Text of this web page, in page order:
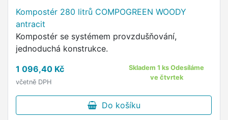
Kompostér 280 litrů COMPOGREEN WOODY
antracit
Kompostér se systémem provzdušňování,
jednoduchá konstrukce.
1 096,40 Kč
včetně DPH
Skladem 1 ks Odesíláme
ve čtvrtek
Do košíku